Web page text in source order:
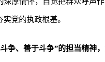
党的执政根基。
争、善于斗争”的担当精神